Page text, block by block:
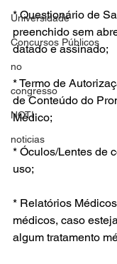
Universidade
Concursos Públicos
no
congresso
NOTI
noticias
* Questionário de
preenchido sem
datado e assinado;
* Termo de
de Conteúdo do
Médico;
* Óculos/Lentes de
uso;
* Relatórios
médicos, caso
algum tratamento